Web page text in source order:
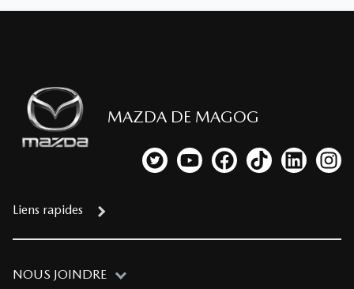
MAZDA DE MAGOG
Lien vers notre compte Twitter
Lien vers notre chaîne
Lien vers notre page
Lien vers notre
Lien vers
Lien
Liens rapides
NOUS JOINDRE